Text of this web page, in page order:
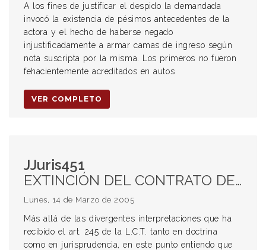
A los fines de justificar el despido la demandada
invocó la existencia de pésimos antecedentes de la
actora y el hecho de haberse negado
injustificadamente a armar camas de ingreso según
nota suscripta por la misma. Los primeros no fueron
fehacientemente acreditados en autos
VER COMPLETO
JJuris451
EXTINCIÓN DEL CONTRATO DE TRABAJO. Indemnización art. 245 L.C.T. No inclusión del S.A.C. en su cálculo.
Lunes, 14 de Marzo de 2005
Más allá de las divergentes interpretaciones que ha
recibido el art. 245 de la L.C.T. tanto en doctrina
como en jurisprudencia, en este punto entiendo que